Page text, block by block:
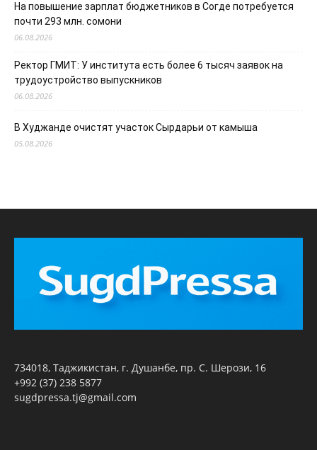
На повышение зарплат бюджетников в Согде потребуется
почти 293 млн. сомони
06.08.2026
Ректор ГМИТ: У института есть более 6 тысяч заявок на
трудоустройство выпускников
06.08.2026
В Худжанде очистят участок Сырдарьи от камыша
05.08.2026
734018, Таджикистан, г. Душанбе, пр. С. Шерози, 16
+992 (37) 238 5877
sugdpressa.tj@gmail.com